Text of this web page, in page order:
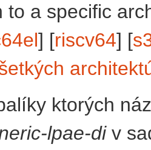
to a specific
] [riscv64] [
ktorých
lpae-div